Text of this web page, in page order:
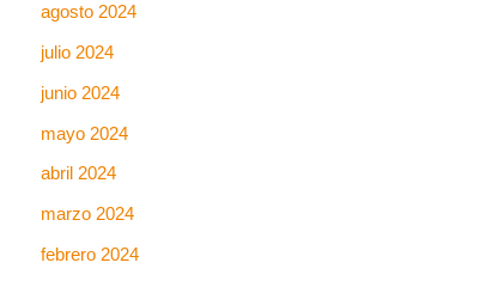
agosto 2024
julio 2024
junio 2024
mayo 2024
abril 2024
marzo 2024
febrero 2024